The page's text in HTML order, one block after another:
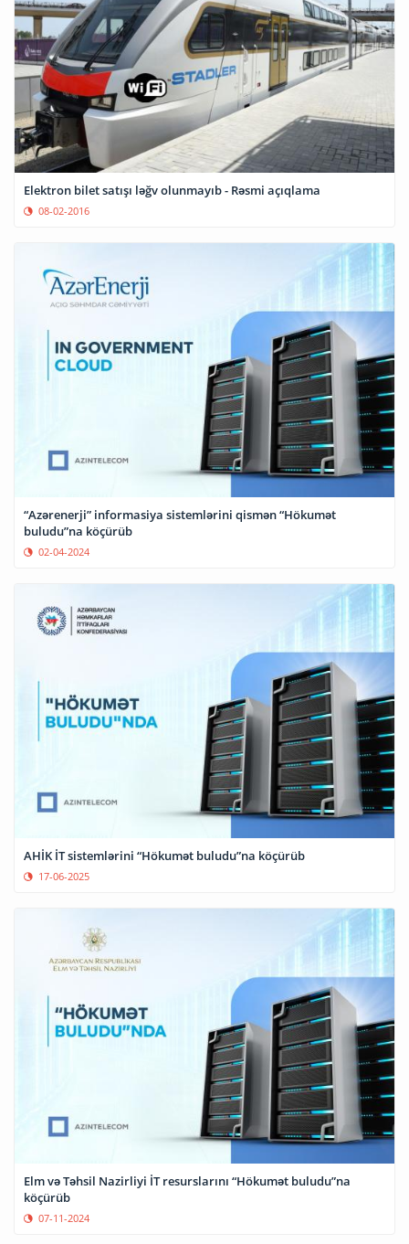
Elektron bilet satışı ləğv olunmayıb - Rəsmi açıqlama
08-02-2016
“Azərenerji” informasiya sistemlərini qismən “Hökumət
buludu”na köçürüb
02-04-2024
AHİK İT sistemlərini “Hökumət buludu”na köçürüb
17-06-2025
Elm və Təhsil Nazirliyi İT resurslarını “Hökumət buludu”na
köçürüb
07-11-2024